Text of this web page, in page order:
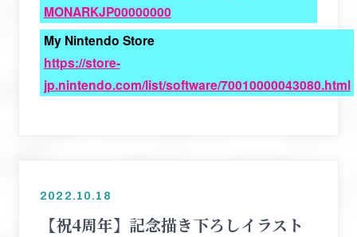
MONARKJP00000000
My Nintendo Store
https://store-
jp.nintendo.com/list/software/70010000043080.html
2022.10.18
【祝4周年】記念描き下ろしイラスト